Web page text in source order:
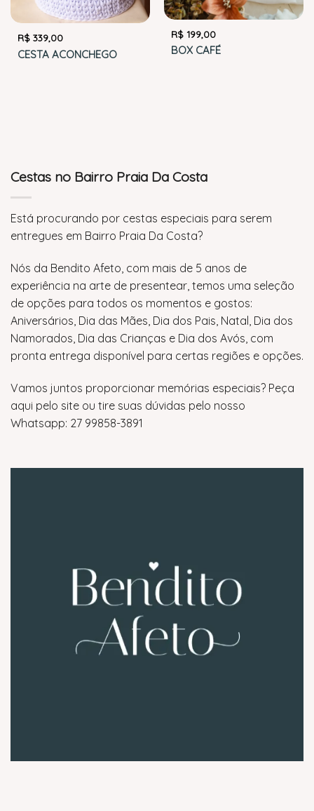
R$339,00
CESTA ACONCHEGO
R$199,00
BOX CAFÉ
Cestas no Bairro Praia Da Costa
Está procurando por cestas especiais para serem
entregues em Bairro Praia Da Costa?
Nós da Bendito Afeto, com mais de 5 anos de
experiência na arte de presentear, temos uma seleção
de opções para todos os momentos e gostos:
Aniversários, Dia das Mães, Dia dos Pais, Natal, Dia dos
Namorados, Dia das Crianças e Dia dos Avós, com
pronta entrega disponível para certas regiões e opções.
Vamos juntos proporcionar memórias especiais? Peça
aqui pelo site ou tire suas dúvidas pelo nosso
Whatsapp: 27 99858-3891